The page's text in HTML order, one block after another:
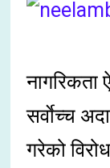
नागरिकता
सर्वाेच्च
गरेको